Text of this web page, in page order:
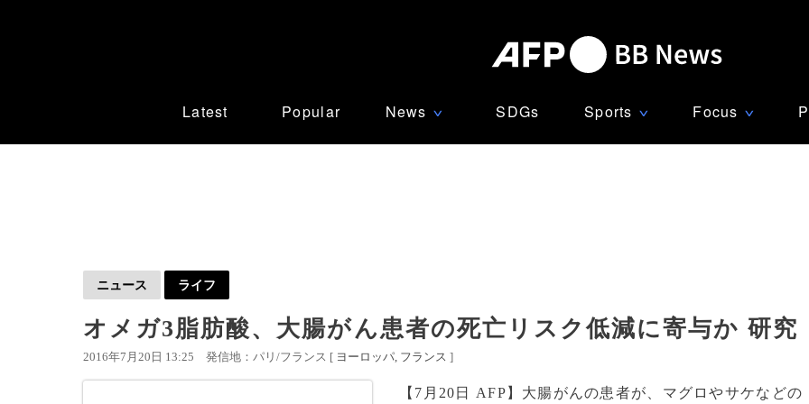
Latest Popular News ∨ SDGs Sports ∨ Focus ∨
ニュース ライフ
オメガ3脂肪酸、大腸がん患者の死亡リスク低減に寄与か 研究
2016年7月20日 13:25 発信地：パリ/フランス [ ヨーロッパ フランス ]
【7月20日 AFP】大腸がんの患者が、マグロやサケなどの